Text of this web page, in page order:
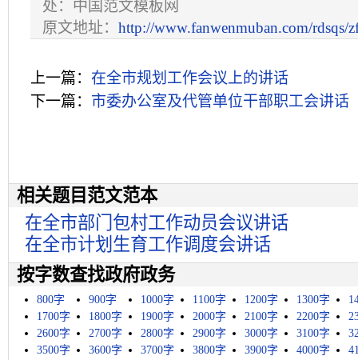
处：中国范文模板网
原文地址： http://www.fanwenmuban.com/rdsqs/
上一篇： 在全市规划工作会议上的讲话
下一篇： 市委办公室及代管单位干部职工会讲话
相关题目范文范本
在全市部门包村工作动员会议讲话
在全市计划生育工作调度会讲话
按字数查找政府政务
800字 900字 1000字 1100字 1200字 1300字
1700字
1800字 1900字 2000字 2100字 2200字
2600字
2700字 2800字 2900字 3000字 3100字
3500字
3600字 3700字 3800字 3900字 4000字